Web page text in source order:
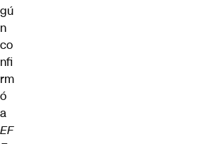
gú
n
co
nfi
rm
ó
a
EF